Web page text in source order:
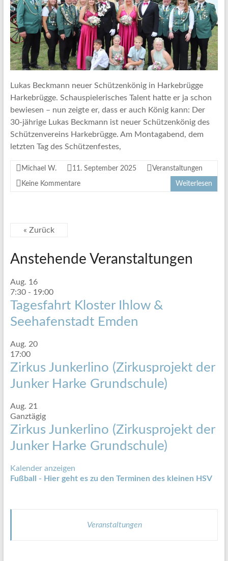
Lukas Beckmann neuer Schützenkönig in Harkebrügge
Harkebrügge. Schauspielerisches Talent hatte er ja schon
bewiesen – nun zeigte er, dass er auch König kann: Der
30-jährige Lukas Beckmann ist neuer Schützenkönig des
Schützenvereins Harkebrügge. Am Montagabend, dem
letzten Tag des Schützenfestes,
Michael W. 11. September 2025 Veranstaltungen
Keine Kommentare Weiterlesen
« Zurück
Anstehende Veranstaltungen
Aug. 16
7:30- 19:00
Tagesfahrt Kloster Ihlow &
Seehafenstadt Emden
Aug. 20
17:00
Zirkus Junkerlino (Zirkusprojekt der
Junker Harke Grundschule)
Aug. 21
Ganztägig
Zirkus Junkerlino (Zirkusprojekt der
Junker Harke Grundschule)
Kalender anzeigen
Fußball - Hier geht es zu den Terminen des kleinen HSV
Veranstaltungen